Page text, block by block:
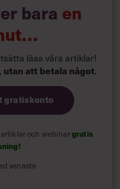
bara en
läsa våra artiklar!
utan att betala något.
gratiskonto
och webinargratis
senaste